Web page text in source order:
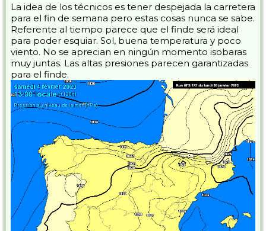
La idea de los técnicos es tener despejada la carretera
para el fin de semana pero estas cosas nunca se sabe.
Referente al tiempo parece que el finde será ideal
para poder esquiar. Sol, buena temperatura y poco
viento. No se aprecian en ningún momento isobaras
muy juntas. Las altas presiones parecen garantizadas
para el finde.